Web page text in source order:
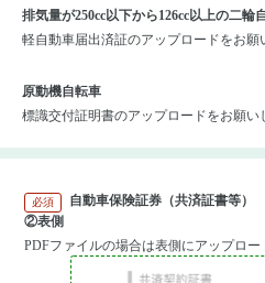
排気量が250cc以下から126cc以上の二輪
軽自動車届出済証のアップロードをお願
原動機自転車
標識交付証明書のアップロードをお願い
必須
自動車保険証券（共済証書等）
②表側
PDFファイルの場合は表側にアップロー